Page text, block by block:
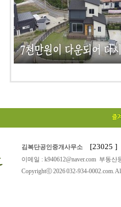
김복단공인중개사무소 [23025 ]
이메일 : k940612@naver.com 부동
Copyrightⓒ 2026 032-934-0002.com.